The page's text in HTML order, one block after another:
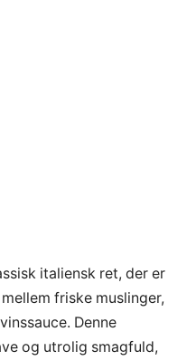
italiensk ret, der er
friske muslinger,
Denne
og utrolig smagfuld,